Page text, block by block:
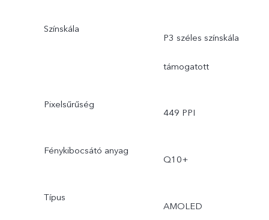
Színskála
P3 széles színskála
támogatott
Pixelsűrűség
449 PPI
Fénykibocsátó anyag
Q10+
Típus
AMOLED